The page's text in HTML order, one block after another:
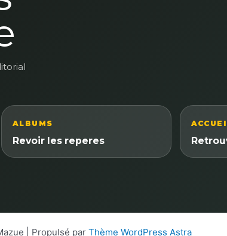
ALBUMS
Revoir les reperes
| Propulsé par Thème WordPress Astra